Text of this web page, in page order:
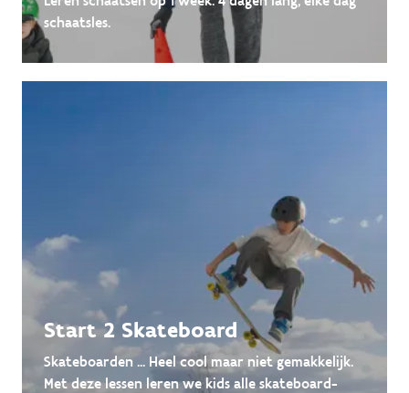
schaatsles.
Start 2 Skateboard
Skateboarden ... Heel cool maar niet gemakkelijk.
Met deze lessen leren we kids alle skateboard-